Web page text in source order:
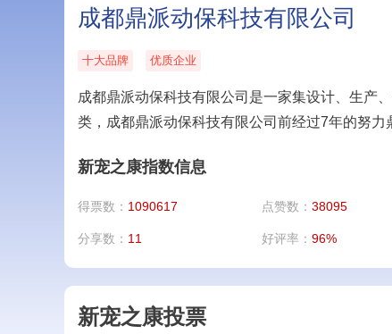
成都鼎派动保科技有限公司
十大品牌 优质企业
成都鼎派动保科技有限公司是一家集设计、生产
类，成都鼎派动保科技有限公司前经过7年的努力
新宠之康指数信息
得票数： 1090617 点赞数： 38095
分享数： 11 好评率： 96%
新宠之康投票